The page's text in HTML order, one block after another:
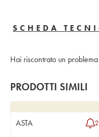
SCHEDA
Hai riscontrato un problema
PRODOTTI SIMILI
ASTA 2